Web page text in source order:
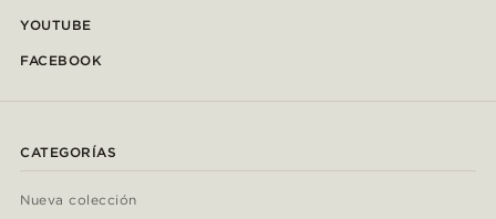
YOUTUBE
FACEBOOK
CATEGORÍAS
Nueva colección